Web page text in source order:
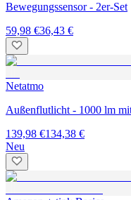
Bewegungssensor - 2er-Set
59,98 €36,43 €
Netatmo
Außenflutlicht - 1000 lm
139,98 €134,38 €
Neu